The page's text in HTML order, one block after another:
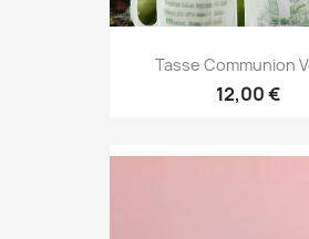
Tasse Communion
12,00 €